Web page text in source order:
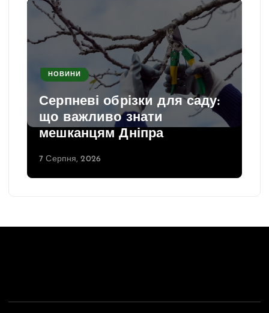
НОВИНИ
Серпневі обрізки для саду:
що важливо знати
мешканцям Дніпра
7 Серпня, 2026